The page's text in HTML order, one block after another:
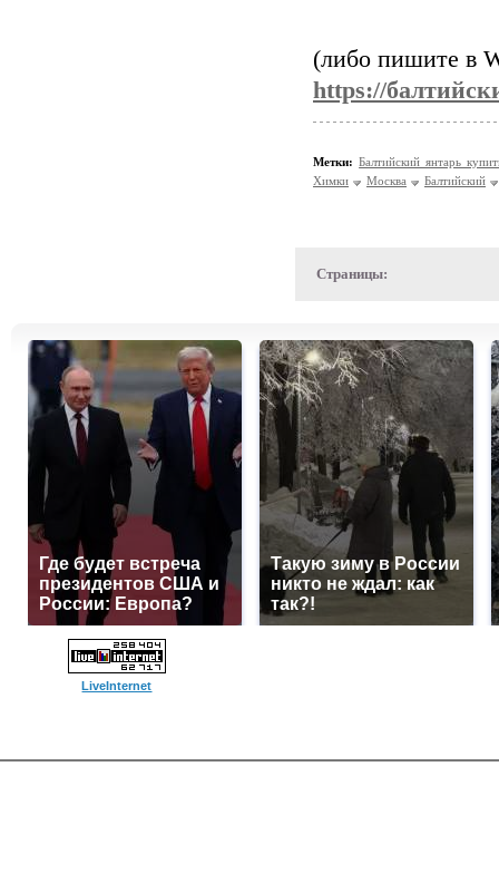
(либо пишите в
https://
Метки: Балтийский янтарь
Химки
Москва Балтийский
Страницы:
Где будет встреча
президентов США и
России: Европа?
Такую зиму в России
никто не ждал: как
так?!
LiveInternet